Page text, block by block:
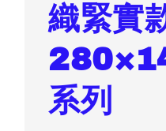
織緊實
系列